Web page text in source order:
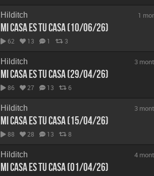
Hilditch
Mi Casa Es Tu Casa (10/06/26)
62 13 1 3
1
Hilditch
Mi Casa Es Tu Casa (29/04/26)
86 27 13 6
3
Hilditch
Mi Casa Es Tu Casa (15/04/26)
88 28 13 8
3
Hilditch
Mi Casa Es Tu Casa (01/04/26)
4